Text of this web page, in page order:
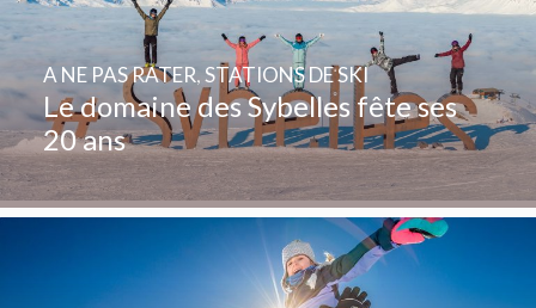
Le domaine des Sybelles fête ses
20 ans
A NE PAS RATER,STATIONS DE SKI